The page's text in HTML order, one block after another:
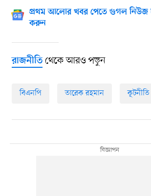
প্রথম আলোর খবর পেতে গুগল নিউজ
করুন
রাজনীতিথেকে আরও পড়ুন
বিএনপি তারেক রহমান কূটনীতি